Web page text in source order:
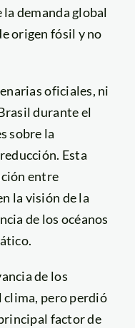
la demanda global
origen fósil y no
oficiales, ni
durante el
sobre la
Esta
entre
la visión de la
de los océanos
de los
clima, pero perdió
factor de